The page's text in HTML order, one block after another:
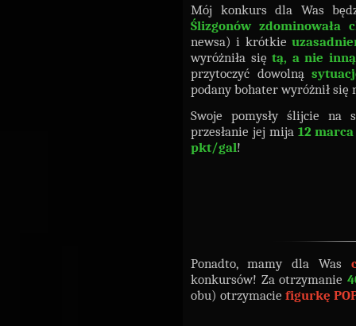
Mój konkurs dla Was
Ślizgonów zdominowała
newsa) i krótkie
wyróżniła siętą, a nie inną
przytoczyć dowolną
podany bohater wyróżnił się
Swoje pomysły ślijcie na
przesłanie jej mija 12
pkt/gal!
Ponadto, mamy dla Was
konkursów! Za otrzymanie
obu) otrzymacie figurkę